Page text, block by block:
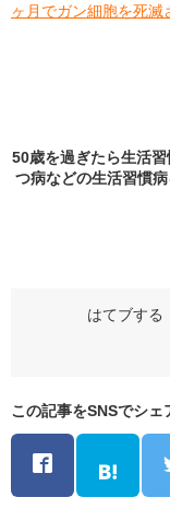
ヶ月でガン細胞を死滅
50歳を過ぎたら生活
つ病などの生活習慣
この記事をSNSでシェ